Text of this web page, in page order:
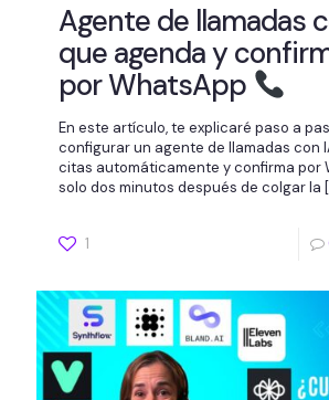
Agente de llamadas
que agenda y
por WhatsApp
En este artículo, te explicaré paso a
configurar un agente de llamadas con
citas automáticamente y confirma por
solo dos minutos después de colgar la
1